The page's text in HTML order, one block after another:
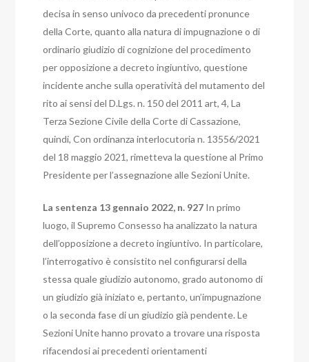
decisa in senso univoco da precedenti pronunce
della Corte, quanto alla natura di impugnazione o di
ordinario giudizio di cognizione del procedimento
per opposizione a decreto ingiuntivo, questione
incidente anche sulla operatività del mutamento del
rito ai sensi del D.Lgs. n. 150 del 2011 art, 4, La
Terza Sezione Civile della Corte di Cassazione,
quindi, Con ordinanza interlocutoria n. 13556/2021
del 18 maggio 2021, rimetteva la questione al Primo
Presidente per l’assegnazione alle Sezioni Unite.
La sentenza 13 gennaio 2022, n. 927 In primo
luogo, il Supremo Consesso ha analizzato la natura
dell’opposizione a decreto ingiuntivo. In particolare,
l’interrogativo è consistito nel configurarsi della
stessa quale giudizio autonomo, grado autonomo di
un giudizio già iniziato e, pertanto, un’impugnazione
o la seconda fase di un giudizio già pendente.Le
Sezioni Unite hanno provato a trovare una risposta
rifacendosi ai precedenti orientamenti